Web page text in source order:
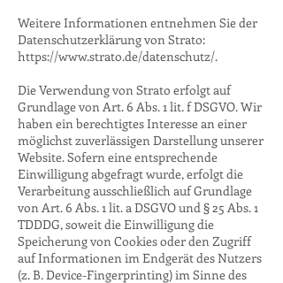
Weitere Informationen entnehmen Sie der
Datenschutzerklärung von Strato:
https://www.strato.de/datenschutz/.
Die Verwendung von Strato erfolgt auf
Grundlage von Art. 6 Abs. 1 lit. f DSGVO. Wir
haben ein berechtigtes Interesse an einer
möglichst zuverlässigen Darstellung unserer
Website. Sofern eine entsprechende
Einwilligung abgefragt wurde, erfolgt die
Verarbeitung ausschließlich auf Grundlage
von Art. 6 Abs. 1 lit. a DSGVO und § 25 Abs. 1
TDDDG, soweit die Einwilligung die
Speicherung von Cookies oder den Zugriff
auf Informationen im Endgerät des Nutzers
(z. B. Device-Fingerprinting) im Sinne des